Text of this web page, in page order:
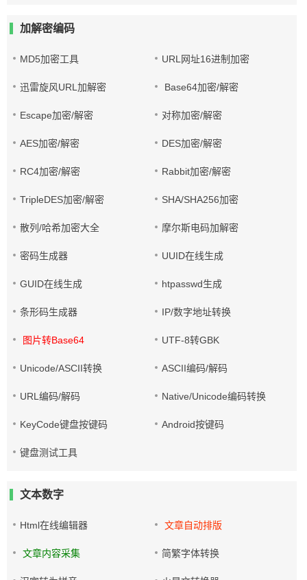
加解密编码
MD5加密工具 URL网址16进制加密
迅雷旋风URL加解密 Base64加密/解密
Escape加密/解密 对称加密/解密
AES加密/解密 DES加密/解密
RC4加密/解密 Rabbit加密/解密
TripleDES加密/解密 SHA/SHA256加密
散列/哈希加密大全 摩尔斯电码加解密
密码生成器 UUID在线生成
GUID在线生成 htpasswd生成
条形码生成器 IP/数字地址转换
图片转Base64 UTF-8转GBK
Unicode/ASCII转换 ASCII编码/解码
URL编码/解码 Native/Unicode编码转换
KeyCode键盘按键码 Android按键码
键盘测试工具
文本数字
Html在线编辑器 文章自动排版
文章内容采集 简繁字体转换